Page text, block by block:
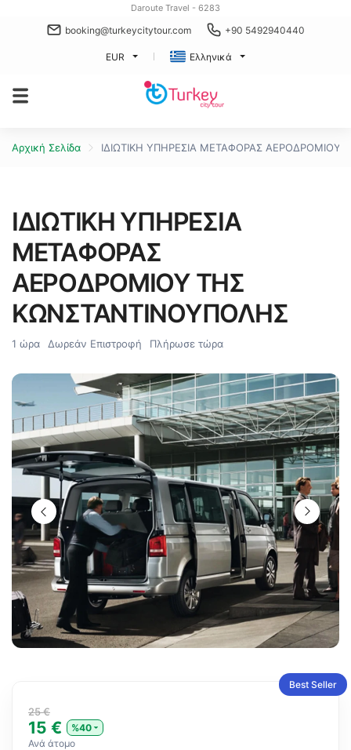
Daroute Travel - 6283
booking@turkeycitytour.com +90 5492940440
EUR Ελληνικά
Αρχική Σελίδα ΙΔΙΩΤΙΚΗ ΥΠΗΡΕΣΙΑ ΜΕΤΑΦΟΡΑΣ
ΙΔΙΩΤΙΚΗ ΥΠΗΡΕΣΙΑ
ΜΕΤΑΦΟΡΑΣ
ΑΕΡΟΔΡΟΜΙΟΥ ΤΗΣ
ΚΩΝΣΤΑΝΤΙΝΟΥΠΟΛΗΣ
1 ώρα Δωρεάν Επιστροφή Πλήρωσε τώρα
Best Seller
25 €
15 €
%40
Ανά άτομο